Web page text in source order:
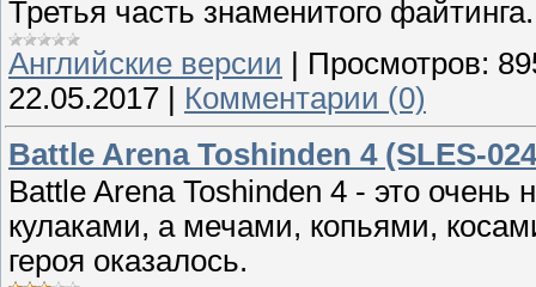
Третья часть знаменитого файтинга.
Английские версии
Просмотров:
22.05.2017
Комментарии (0)
Battle Arena Toshinden 4 (SLES-
Battle Arena Toshinden 4 - это очень
кулаками, а мечами, копьями,
героя оказалось.